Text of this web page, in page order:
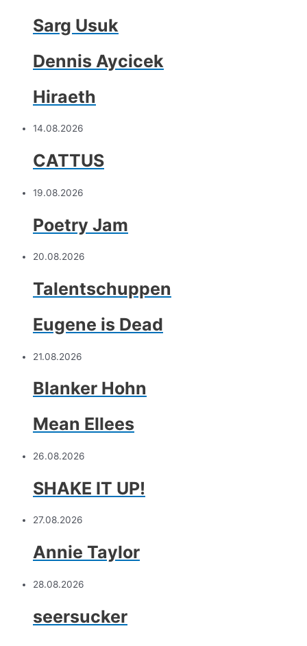
Sarg Usuk
Dennis Aycicek
Hiraeth
14.08.2026
CATTUS
19.08.2026
Poetry Jam
20.08.2026
Talentschuppen
Eugene is Dead
21.08.2026
Blanker Hohn
Mean Ellees
26.08.2026
SHAKE IT UP!
27.08.2026
Annie Taylor
28.08.2026
seersucker